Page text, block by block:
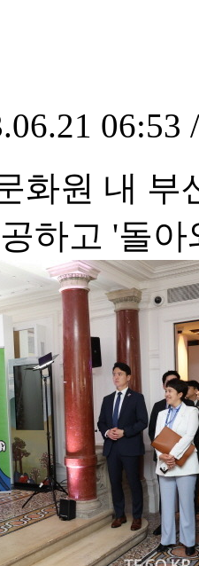
06:53
화원 내 부
하고 '돌